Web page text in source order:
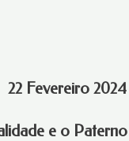
22 Fevereiro 2024
e o